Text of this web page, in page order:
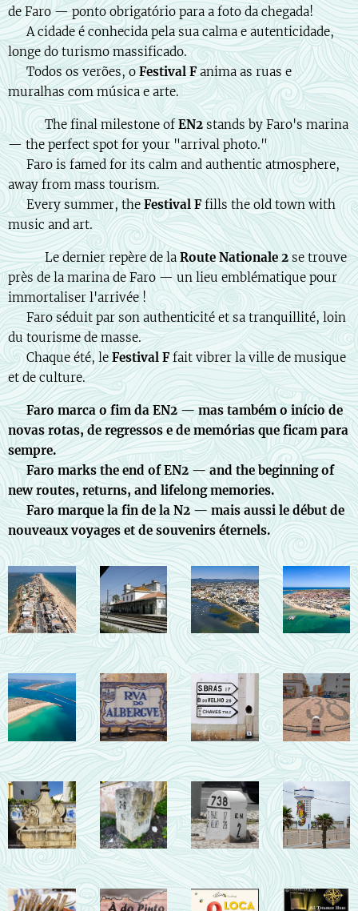
de Faro — ponto obrigatório para a foto da chegada!
🕊️ A cidade é conhecida pela sua calma e autenticidade,
longe do turismo massificado.
🎶 Todos os verões, oFestival Fanima as ruas e
muralhas com música e arte.
🇬🇧 🏁 The final milestone ofEN2stands by Faro's marina
— the perfect spot for your "arrival photo."
🕊️ Faro is famed for its calm and authentic atmosphere,
away from mass tourism.
🎶 Every summer, theFestival F fills the old town with
music and art.
🇫🇷 🏁 Le dernier repère de laRoute Nationale 2se trouve
près de la marina de Faro — un lieu emblématique pour
immortaliser l'arrivée !
🕊️ Faro séduit par son authenticité et sa tranquillité, loin
du tourisme de masse.
🎶 Chaque été, le Festival F fait vibrer la ville de musique
et de culture.
✨Faro marca o fim da EN2 — mas também o início de
novas rotas, de regressos e de memórias que ficam para
sempre.
✨ Faro marks the end of EN2 — and the beginning of
new routes, returns, and lifelong memories.
✨Faro marque la fin de la N2 — mais aussi le début de
nouveaux voyages et de souvenirs éternels.